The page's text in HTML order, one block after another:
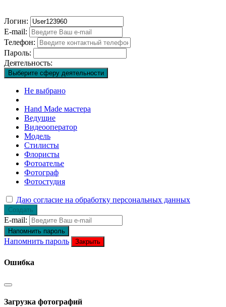
Логин:
E-mail:
Телефон:
Пароль:
Деятельность:
Выберите сферу деятельности
Не выбрано
Hand Made мастера
Ведущие
Видеооператор
Модель
Стилисты
Флористы
Фотоателье
Фотограф
Фотостудия
Даю согласие на обработку персональных данных
Создать
E-mail:
Напомнить пароль
Напомнить пароль Закрыть
Ошибка
Загрузка фотографий